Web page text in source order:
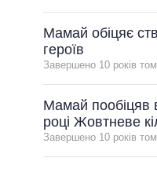
Мамай обіцяє
героїв
Завершено 10 рокiв
Мамай пообіцяв
році Жовтневе
Завершено 10 рокiв